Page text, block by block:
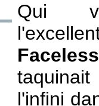
Qui
Faceless
l'infini